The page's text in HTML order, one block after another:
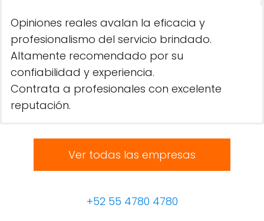
Opiniones reales avalan la eficacia y
profesionalismo del servicio brindado.
Altamente recomendado por su
confiabilidad y experiencia.
Contrata a profesionales con excelente
reputación.
Ver todas las empresas
+52 55 4780 4780